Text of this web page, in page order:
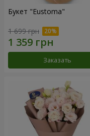
Букет "Eustoma"
1 699 грн
Заказать